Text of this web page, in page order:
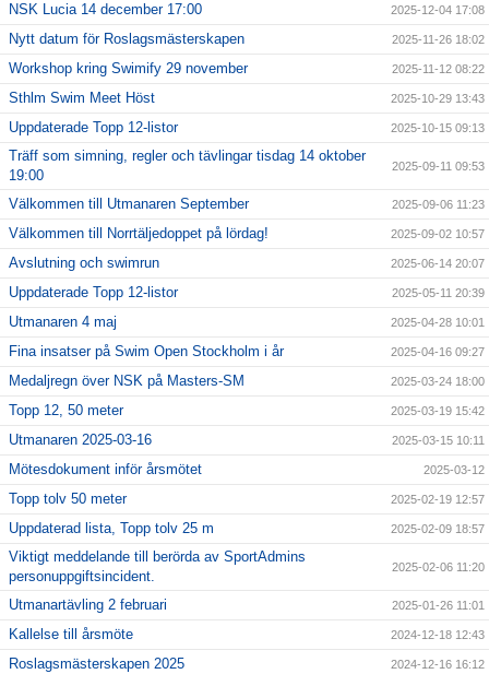
NSK Lucia 14 december 17:00 2025-12-04 17:08
Nytt datum för Roslagsmästerskapen 2025-11-26 18:02
Workshop kring Swimify 29 november 2025-11-12 08:22
Sthlm Swim Meet Höst 2025-10-29 13:43
Uppdaterade Topp 12-listor 2025-10-15 09:13
Träff som simning, regler och tävlingar tisdag 14 oktober
19:00
2025-09-11 09:53
Välkommen till Utmanaren September 2025-09-06 11:23
Välkommen till Norrtäljedoppet på lördag! 2025-09-02 10:57
Avslutning och swimrun 2025-06-14 20:07
Uppdaterade Topp 12-listor 2025-05-11 20:39
Utmanaren 4 maj 2025-04-28 10:01
Fina insatser på Swim Open Stockholm i år 2025-04-16 09:27
Medaljregn över NSK på Masters-SM 2025-03-24 18:00
Topp 12, 50 meter 2025-03-19 15:42
Utmanaren 2025-03-16 2025-03-15 10:11
Mötesdokument inför årsmötet 2025-03-12
Topp tolv 50 meter 2025-02-19 12:57
Uppdaterad lista, Topp tolv 25 m 2025-02-09 18:57
Viktigt meddelande till berörda av SportAdmins
personuppgiftsincident.
2025-02-06 11:20
Utmanartävling 2 februari 2025-01-26 11:01
Kallelse till årsmöte 2024-12-18 12:43
Roslagsmästerskapen 2025 2024-12-16 16:12